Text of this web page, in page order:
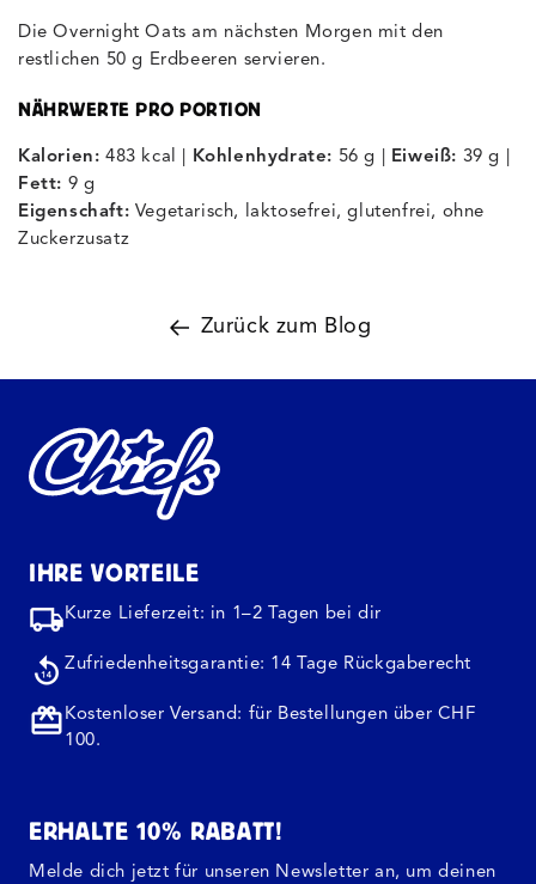
Die Overnight Oats am nächsten Morgen mit den
restlichen 50 g Erdbeeren servieren.
NÄHRWERTE PRO PORTION
Kalorien: 483 kcal | Kohlenhydrate: 56 g | Eiweiß: 39 g |
Fett: 9 g
Eigenschaft: Vegetarisch, laktosefrei, glutenfrei, ohne
Zuckerzusatz
Zurück zum Blog
IHRE VORTEILE
Kurze Lieferzeit: in 1–2 Tagen bei dir
Zufriedenheitsgarantie: 14 Tage Rückgaberecht
Kostenloser Versand: für Bestellungen über CHF
100.
ERHALTE 10% RABATT!
Melde dich jetzt für unseren Newsletter an, um deinen